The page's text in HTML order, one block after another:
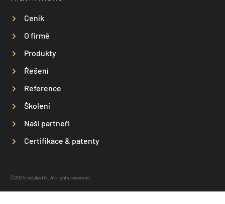
Ceník
O firmě
Produkty
Řešení
Reference
Školení
Naši partneři
Certifikace & patenty
©2024 Izolplastik. All rights reserved